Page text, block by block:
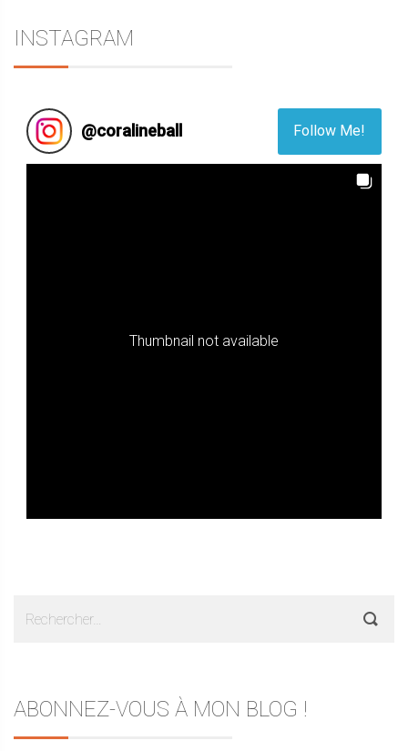
INSTAGRAM
@coralineball Follow Me!
Thumbnail not available
ABONNEZ-VOUS À MON BLOG !